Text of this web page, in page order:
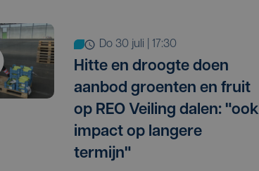
do 30 juli | 17:30
Hitte en droogte doen
aanbod groenten en fruit
op REO Veiling dalen: "ook
impact op langere
termijn"